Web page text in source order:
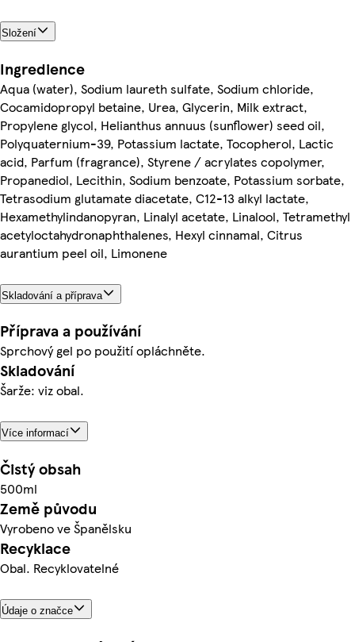
Složení
Ingredience
Aqua (water), Sodium laureth sulfate, Sodium chloride,
Cocamidopropyl betaine, Urea, Glycerin, Milk extract,
Propylene glycol, Helianthus annuus (sunflower) seed oil,
Polyquaternium-39, Potassium lactate, Tocopherol, Lactic
acid, Parfum (fragrance), Styrene / acrylates copolymer,
Propanediol, Lecithin, Sodium benzoate, Potassium sorbate,
Tetrasodium glutamate diacetate, C12-13 alkyl lactate,
Hexamethylindanopyran, Linalyl acetate, Linalool, Tetramethyl
acetyloctahydronaphthalenes, Hexyl cinnamal, Citrus
aurantium peel oil, Limonene
Skladování a příprava
Příprava a používání
Sprchový gel po použití opláchněte.
Skladování
Šarže: viz obal.
Více informací
Čistý obsah
500ml
Země původu
Vyrobeno ve Španělsku
Recyklace
Obal. Recyklovatelné
Údaje o značce